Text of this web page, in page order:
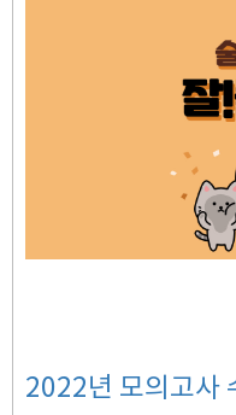
2022년 모의고사